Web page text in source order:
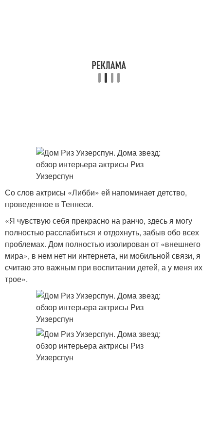
Со слов актрисы «Либби» ей напоминает детство,
проведенное в Теннеси.
«Я чувствую себя прекрасно на ранчо, здесь я могу
полностью расслабиться и отдохнуть, забыв обо всех
проблемах. Дом полностью изолирован от «внешнего
мира», в нем нет ни интернета, ни мобильной связи, я
считаю это важным при воспитании детей, а у меня их
трое».